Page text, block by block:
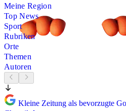
Meine Region
Top News
Sport
Rubriken
Orte
Themen
Autoren
Kleine Zeitung als bevorzugte